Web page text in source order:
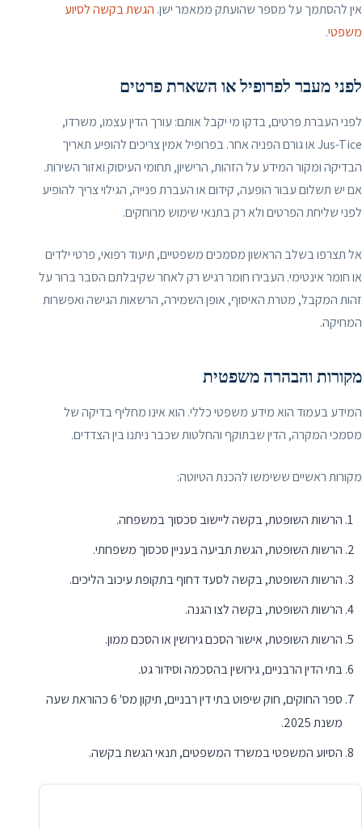
אין להסתמך על מספר שהועתק ממאמר ישן. הגשת בקשה לסיוע
משפטי.
לפני מעבר לפרופיל או השארת פרטים
לפני העברת פרטים, בדקו מי יקבל אותם: עורך הדין עצמו, משרדו,
Jus-Tice או גורם הפניה אחר. בפרופיל אמין צריכים להופיע תאריך
הבדיקה ומקור המידע על הזהות, הרישיון, תחומי העיסוק ואזור השירות.
אם יש תשלום עבור הופעה, קידום או העברת פנייה, הגילוי צריך להופיע
לפני שליחת הפרטים ולא רק בתנאי שימוש מרוחקים.
אל תצרפו בשלב הראשון מסמכים משפטיים, תיעוד רפואי, פרטי ילדים
או חומר אינטימי. העבירו חומר רגיש רק לאחר שקיבלתם הסבר ברור על
זהות המקבל, מטרת האיסוף, אופן השמירה, הרשאות הגישה ואפשרות
המחיקה.
מקורות והבהרה משפטית
המידע בעמוד הוא מידע משפטי כללי. הוא אינו מחליף בדיקה של
מסמכי המקרה, הדין שבתוקף והחלטות שכבר ניתנו בין הצדדים.
מקורות ראשיים ששימשו להכנת הטיוטה:
הרשות השופטת, בקשה ליישוב סכסוך במשפחה.
הרשות השופטת, הגשת תביעה בעניין סכסוך משפחתי.
הרשות השופטת, בקשה לסעד דחוף בתקופת עיכוב הליכים.
הרשות השופטת, בקשה לצו הגנה.
הרשות השופטת, אישור הסכם גירושין או הסכם ממון.
בתי הדין הרבניים, גירושין בהסכמה וסידור גט.
ספר החוקים, חוק שיפוט בתי דין רבניים, תיקון מס' 6 כהוראת שעה
משנת 2025.
הסיוע המשפטי במשרד המשפטים, תנאי הגשת בקשה.